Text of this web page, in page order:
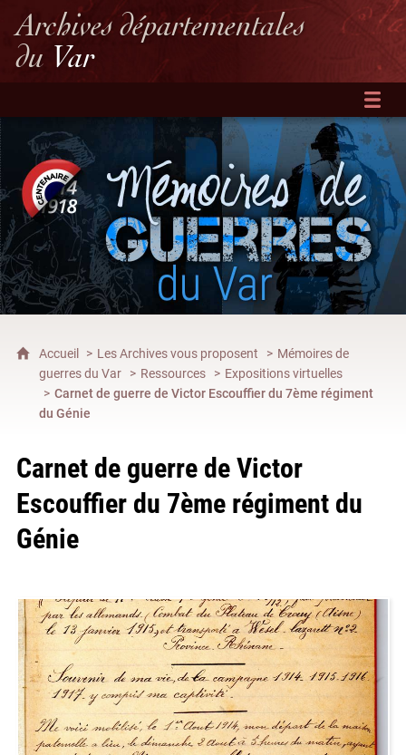
Archives départementales
du Var
Accueil Les Archives vous proposent
Mémoires de
guerres du Var
Ressources
Expositions virtuelles
Carnet de guerre de Victor Escouffier du 7ème régiment
du Génie
Carnet de guerre de Victor
Escouffier du 7ème régiment du
Génie